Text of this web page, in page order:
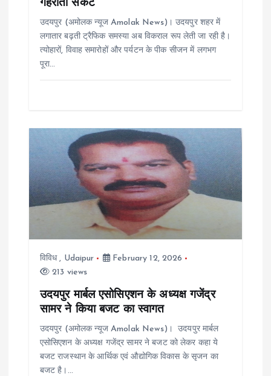
गहराता संकट
उदयपुर (अमोलक न्यूज Amolak News)। उदयपुर शहर में
लगातार बढ़ती ट्रैफिक समस्या अब विकराल रूप लेती जा रही है।
त्योहारों, विवाह समारोहों और पर्यटन के पीक सीजन में लगभग
पूरा…
विविध, Udaipur
February 12, 2026
213 views
उदयपुर मार्बल एसोसिएशन के अध्यक्ष गजेंद्र
सामर ने किया बजट का स्वागत
उदयपुर (अमोलक न्यूज Amolak News)। उदयपुर मार्बल
एसोसिएशन के अध्यक्ष गजेंद्र सामर ने बजट को लेकर कहा ये
बजट राजस्थान के आर्थिक एवं औद्योगिक विकास के सृजन का
बजट है।…